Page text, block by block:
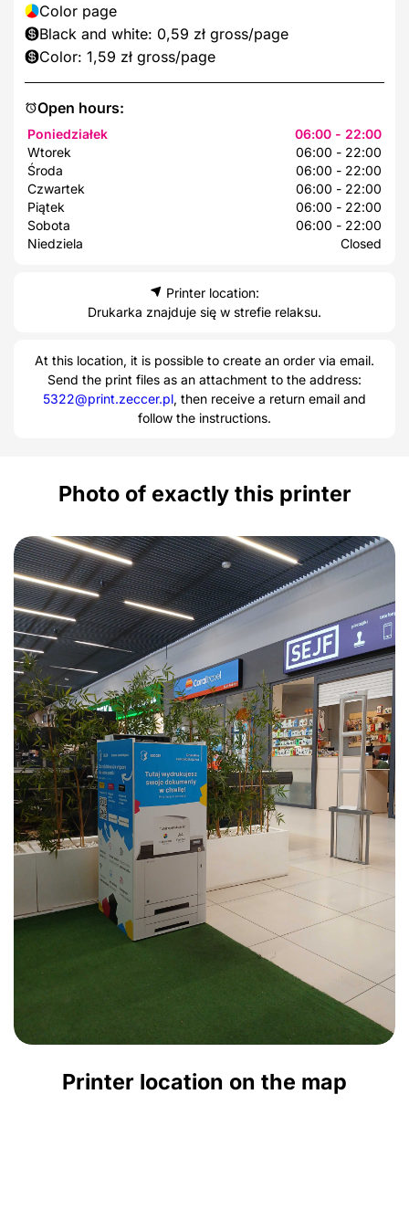
Open hours:
Poniedziałek
06:00 - 22:00
Wtorek
06:00 - 22:00
Środa
06:00 - 22:00
Czwartek
06:00 - 22:00
Piątek
06:00 - 22:00
Sobota
06:00 - 22:00
Niedziela
Closed
Color page
Black and white: 0,59 zł gross/page
Color: 1,59 zł gross/page
Printer location:
Drukarka znajduje się w strefie relaksu.
At this location, it is possible to create an order via email.
Send the print files as an attachment to the address:
5322@print.zeccer.pl, then receive a return email and
follow the instructions.
Photo of exactly this printer
Printer location on the map